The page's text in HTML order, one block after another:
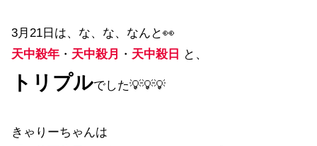
3月21日は、な、な、なんと👀
天中殺年 ・ 天中殺月 ・ 天中殺日 と、
トリプルでした💡💡💡
きゃりーちゃんは